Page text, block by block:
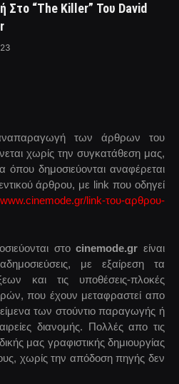
Στο “The Killer” Του David
των άρθρων του
χωρίς την συγκατάθεση μας,
όπου δημοσιεύονται αναφέρεται
άρθρου, με link που οδηγεί
link-του-αρθρου-
στοcinemode.gr είναι
με εξαίρεση τα
και τις υποθέσεις-πλοκές
που έχουν μεταφραστεί απο
των στούντιο παραγωγής ή
διανομής. Πολλές απο τις
μας γραφιστικής δημιουργίας
χωρίς την απόδοση πηγής δεν